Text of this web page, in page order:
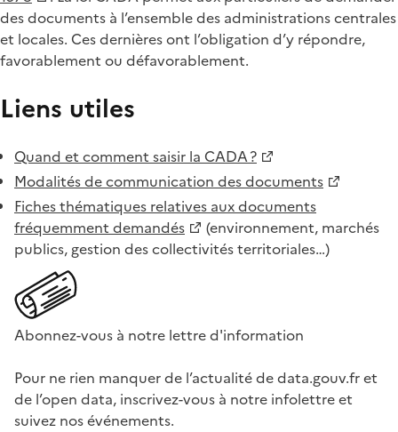
des documents à l’ensemble des administrations centrales
et locales. Ces dernières ont l’obligation d’y répondre,
favorablement ou défavorablement.
Liens utiles
Quand et comment saisir la CADA ?
Modalités de communication des documents
Fiches thématiques relatives aux documents
fréquemment demandés
(environnement, marchés
publics, gestion des collectivités territoriales…)
Abonnez-vous à notre lettre d'information
Pour ne rien manquer de l’actualité de data.gouv.fr et
de l’open data, inscrivez-vous à notre infolettre et
suivez nos événements.